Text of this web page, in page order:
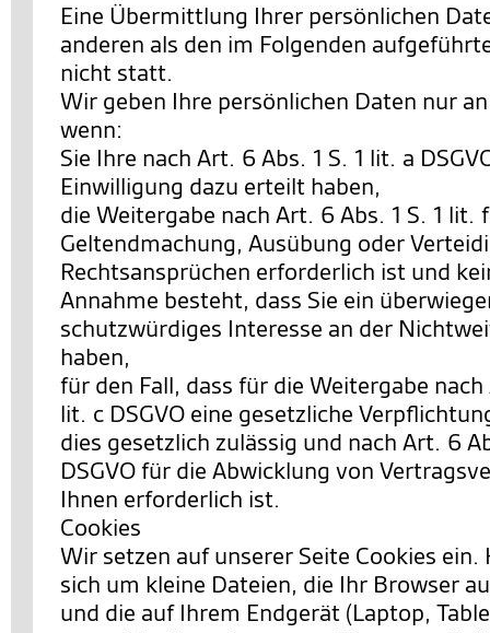
Eine Übermittlung Ihrer persönlichen
anderen als den im Folgenden
nicht statt.
Wir geben Ihre persönlichen Daten nur
wenn:
Sie Ihre nach Art. 6 Abs. 1 S. 1 lit. a
Einwilligung dazu erteilt haben,
die Weitergabe nach Art. 6 Abs. 1 S. 1 lit.
Geltendmachung, Ausübung oder
Rechtsansprüchen erforderlich ist und
Annahme besteht, dass Sie ein
schutzwürdiges Interesse an der
haben,
für den Fall, dass für die Weitergabe nach
lit. c DSGVO eine gesetzliche
dies gesetzlich zulässig und nach Art. 6
DSGVO für die Abwicklung von
Ihnen erforderlich ist.
Cookies
Wir setzen auf unserer Seite Cookies ein.
sich um kleine Dateien, die Ihr Browser
und die auf Ihrem Endgerät (Laptop,